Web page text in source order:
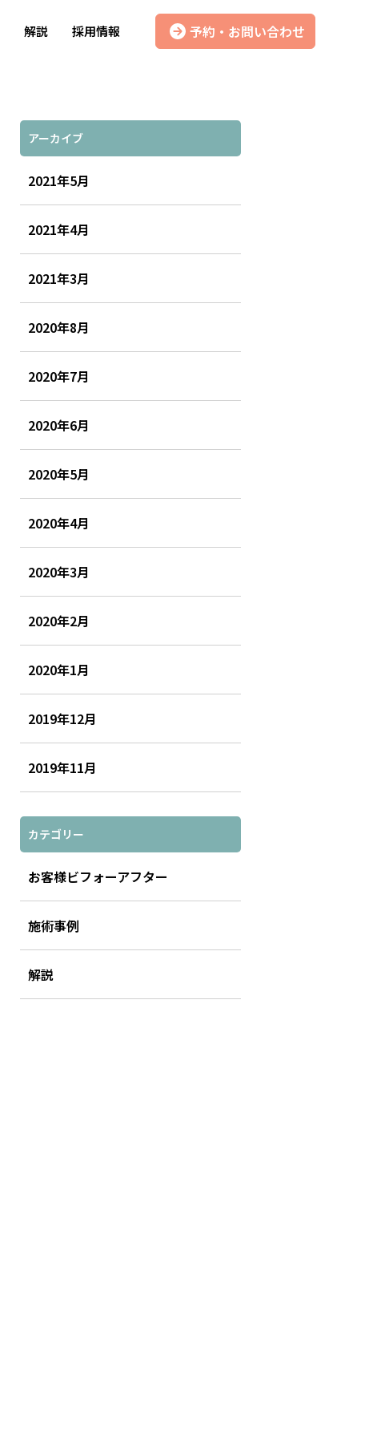
解説 採用情報 予約・お問い合わせ
アーカイブ
2021年5月
2021年4月
2021年3月
2020年8月
2020年7月
2020年6月
2020年5月
2020年4月
2020年3月
2020年2月
2020年1月
2019年12月
2019年11月
カテゴリー
お客様ビフォーアフター
施術事例
解説